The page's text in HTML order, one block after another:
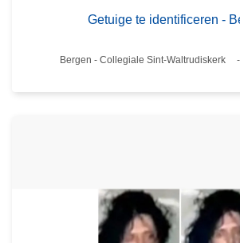
Getuige te identificeren -
Plaats
Bergen - Collegiale Sint-Waltrudiskerk